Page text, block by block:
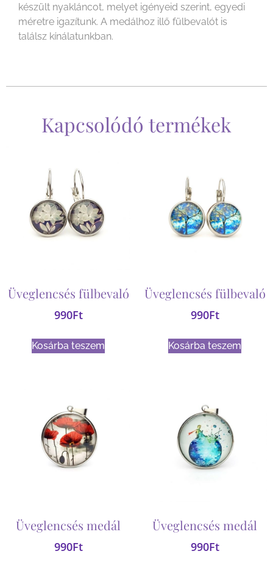
készült nyakláncot, melyet igényeid szerint, egyedi
méretre igazítunk. A medálhoz illő fülbevalót is
találsz kínálatunkban.
Kapcsolódó termékek
Üveglencsés fülbevaló
990Ft
Kosárba teszem
Üveglencsés fülbevaló
990Ft
Kosárba teszem
Üveglencsés medál
990Ft
Üveglencsés medál
990Ft